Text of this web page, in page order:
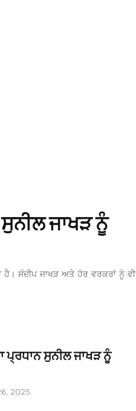
ਜਾਖੜ ਨੂੰ
ਹੈ। ਸੰਦੀਪ ਜਾਖੜ ਅਤੇ ਹੋਰ ਵਰਕਰਾਂ ਨੂੰ ਵੀ
ਪ੍ਰਧਾਨ ਸੁਨੀਲ ਜਾਖੜ ਨੂੰ
2025